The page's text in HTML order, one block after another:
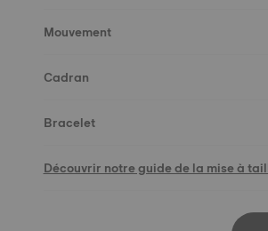
Mouvement
Cadran
Bracelet
Découvrir notre guide de la mise à